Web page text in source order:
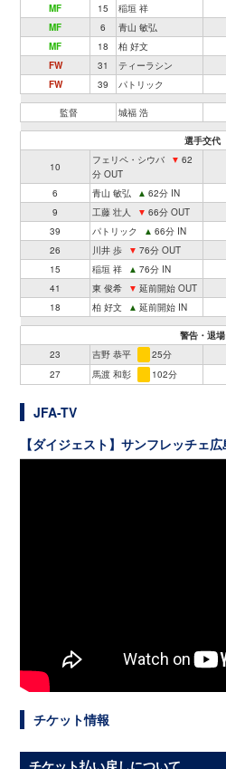
MF
15 稲垣 祥
MF
6 青山 敏弘
MF
18 柏 好文
FW
31 ティーラシン
FW
39 パトリック
監督 城福 浩
選手交代
10
フェリペ・シウバ ▼ 62
分 OUT
6 青山 敏弘 ▲ 62分 IN
9
工藤 壮人 ▼ 66分 OUT
39
パトリック ▲ 66分 IN
26
川井 歩 ▼ 76分 OUT
15
稲垣 祥 ▲ 76分 IN
41
東 俊希 ▼ 延前開始 OUT
18
柏 好文 ▲ 延前開始 IN
警告・退場
23
吉野 恭平 25分
27
馬渡 和彰 102分
JFA-TV
【ダイジェスト】サンフレッチェ
チケット情報